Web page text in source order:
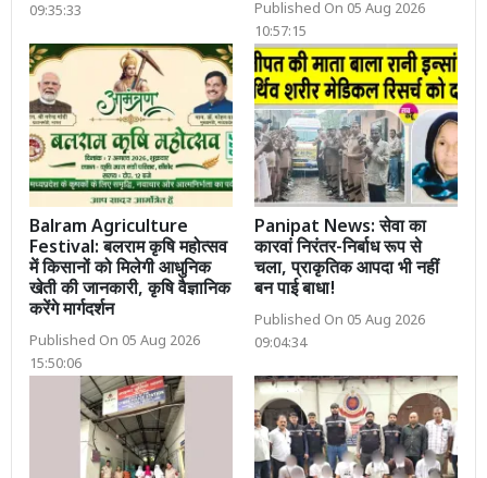
09:35:33
Published On 05 Aug 2026
10:57:15
Balram Agriculture
Festival: बलराम कृषि महोत्सव
में किसानों को मिलेगी आधुनिक
खेती की जानकारी, कृषि वैज्ञानिक
करेंगे मार्गदर्शन
Published On 05 Aug 2026
15:50:06
Panipat News: सेवा का
कारवां निरंतर-निर्बाध रूप से
चला, प्राकृतिक आपदा भी नहीं
बन पाई बाधा!
Published On 05 Aug 2026
09:04:34